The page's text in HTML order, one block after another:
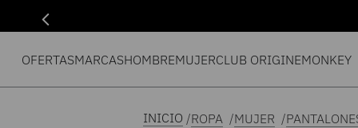
OFERTASMARCASHOMBREMUJERCLUB ORIGINEMONKEY
ROPA MUJER